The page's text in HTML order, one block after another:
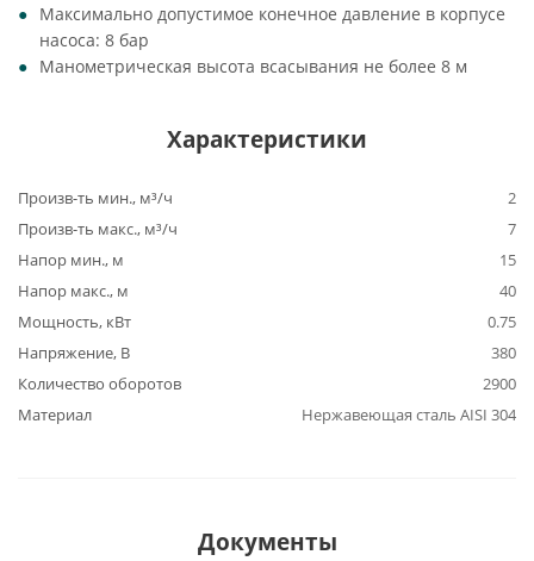
Максимально допустимое конечное давление в корпусе
насоса: 8 бар
Манометрическая высота всасывания не более 8 м
Характеристики
Произв-ть мин., м³/ч
2
Произв-ть макс., м³/ч
7
Напор мин., м
15
Напор макс., м
40
Мощность, кВт
0.75
Напряжение, В
380
Количество оборотов
2900
Материал
Нержавеющая сталь AISI 304
Документы